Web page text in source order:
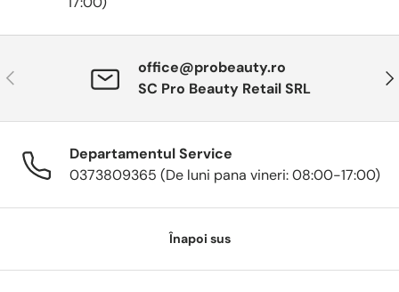
Anterior
office@probeauty.ro
SC Pro Beauty Retail SRL
Departamentul Service
0373809365 (De luni pana vineri: 08:00-17:00)
Înapoi sus